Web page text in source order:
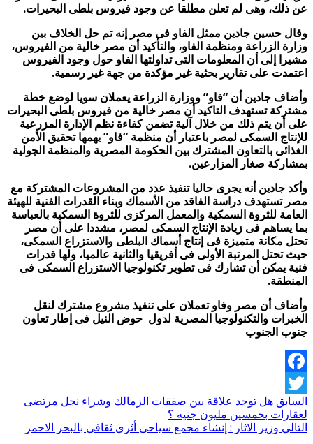
عن ذلك، وهى لم تعلن مطلقا عن وجود فيروس بلطى البحيرات.
وقال حسين جادين ممثل الفاو فى مصر إنه تم حل الخلاف بين
وزارة الزراعة ومنظمة الفاو، والتأكيد أن مصر خالية من الفيروس،
مشيرا إلى أن المعلومات التى تداولتها الفاو حول وجود الفيروس
اعتمدت على تقارير بحثية غير مؤكدة من جهة غير رسمية.
وأضاف جادين أن “فاو” ووزارة الزراعة يعملان سويا لوضع خطة
مشتركة تستهدف التاكيد أن مصر خالية من فيروس بلطى البحيرات
على أن يتم ذلك من خلال آلية تضمن كفاءة نظم الإدارة المزرعية
للإنتاج السمكى لمصر باعتبار أن منظمة “فاو” يهمها تحقيق الأمن
الغذائى بالتعاون المشترك بين الحكومة المصرية والمنظمة الجولية
بمشاركة صغار المزارعين.
وأكد جادين أنه يجرى حاليا تنفيذ عدد من المشروعات المشتركة مع
مصر تستهدف دراسة الفاقد من الأسماك وبناء القدرات الفنية للهيئة
العامة للثروة السمكية والمعمل المركزى للثروة السمكية بالعباسة
بما يساهم فى زيادة الإنتاج السمكى لمصر، مشددا على أن مصر
تحتل مكانة متميزة فى إنتاج أسماك البلطى والاستزراع السمكى،
حيث تحتل المرتبة الأولى فى أفريقيا والثانية عالميا، ولها قدرات
فنية يمكن أن تشارك فى تطوير تكنولوجيا الاستزراع السمكى فى
المنطقة.
وأضاف أن مصر وفاو تعملان على تنفيذ مشروع مشترك لنقل
الخبرات والتكنولوجيا المصرية لدول حوض النيل فى إطار تعاون
جنوب الجنوب
Facebook
Twitter
السابق هل توجد علاقة بين صفقات الزمالك وشراء نجل مرتضى
لعقارات بخمسين مليون جنيه ؟
التالي وزير الاثار : إنشاء مجمع سياحى أثرى ثقافى بالبحر الاحمر